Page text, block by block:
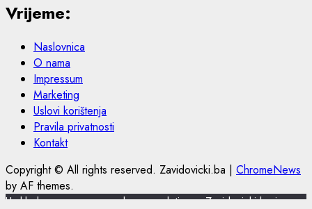
Vrijeme:
Naslovnica
O nama
Impressum
Marketing
Uslovi korištenja
Pravila privatnosti
Kontakt
Copyright © All rights reserved. Zavidovicki.ba | ChromeNews
by AF themes.
U skladu s novom europskom regulativom, Zavidovicki.ba je